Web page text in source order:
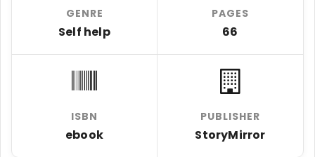
GENRE
Self help
PAGES
66
ISBN
ebook
PUBLISHER
StoryMirror